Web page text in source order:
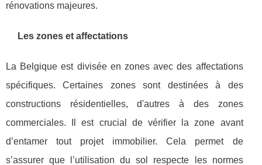
rénovations majeures.
Les zones et affectations
La Belgique est divisée en zones avec des affectations
spécifiques. Certaines zones sont destinées à des
constructions résidentielles, d'autres à des zones
commerciales. Il est crucial de vérifier la zone avant
d’entamer tout projet immobilier. Cela permet de
s’assurer que l’utilisation du sol respecte les normes